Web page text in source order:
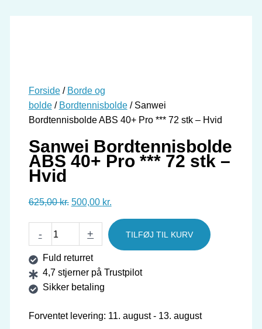
Forside/ Borde og
bolde/ Bordtennisbolde/ Sanwei
Bordtennisbolde ABS 40+ Pro *** 72 stk – Hvid
Sanwei Bordtennisbolde
ABS 40+ Pro *** 72 stk –
Hvid
625,00kr. Den
var:
625,00 kr..
500,00 kr.
pris
er:
-
Sanwei
Bordtennisbolde
ABS
40+
Pro
72
+ TILFØJ TIL KURV
Fuld returret
4,7 stjerner på Trustpilot
Sikker betaling
Forventet levering: 11. august - 13. august